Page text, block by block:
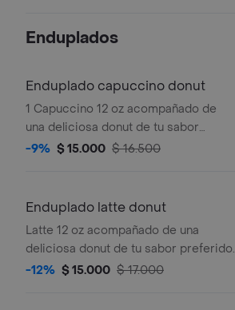
Enduplados
Enduplado capuccino donut
1 Capuccino 12 oz acompañado de
una deliciosa donut de tu sabor
preferido.
-9% $ 15.000 $ 16.500
Enduplado latte donut
Latte 12 oz acompañado de una
deliciosa donut de tu sabor preferido.
-12% $ 15.000 $ 17.000